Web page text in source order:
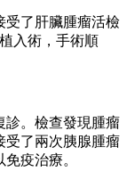
受了肝臟腫瘤活檢
入術，手術順
診。檢查發現腫瘤
受了兩次胰腺腫瘤
疫治療。